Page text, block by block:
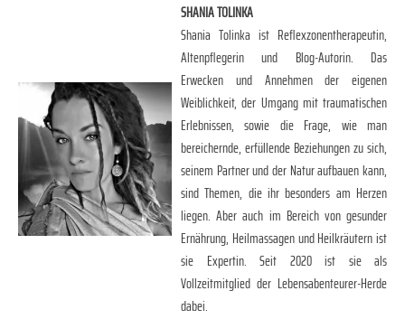
SHANIA TOLINKA
Shania Tolinka ist Reflexzonentherapeutin,
Altenpflegerin und Blog-Autorin. Das
Erwecken und Annehmen der eigenen
Weiblichkeit, der Umgang mit traumatischen
Erlebnissen, sowie die Frage, wie man
bereichernde, erfüllende Beziehungen zu sich,
seinem Partner und der Natur aufbauen kann,
sind Themen, die ihr besonders am Herzen
liegen. Aber auch im Bereich von gesunder
Ernährung, Heilmassagen und Heilkräutern ist
sie Expertin. Seit 2020 ist sie als
Vollzeitmitglied der Lebensabenteurer-Herde
dabei.